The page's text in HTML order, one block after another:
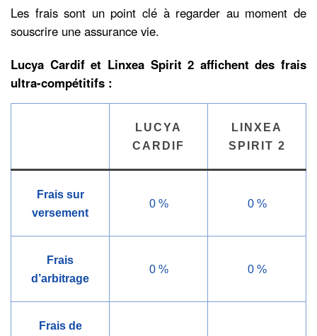
Les frais sont un point clé à regarder au moment de
souscrire une assurance vie.
Lucya Cardif et Linxea Spirit 2 affichent des frais
ultra-compétitifs :
LUCYA
CARDIF
LINXEA
SPIRIT 2
Frais sur
versement
0 % 0 %
Frais
d’arbitrage
0 % 0 %
Frais de